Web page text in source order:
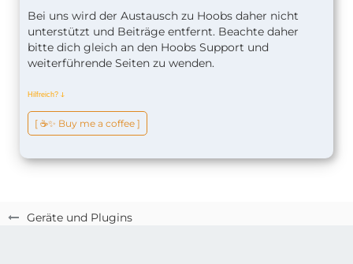
Geräte und Plugins
Bei uns wird der Austausch zu Hoobs daher nicht
unterstützt und Beiträge entfernt. Beachte daher
bitte dich gleich an den Hoobs Support und
weiterführende Seiten zu wenden.
Hilfreich? ↆ
[ ☕️✨ Buy me a coffee ]